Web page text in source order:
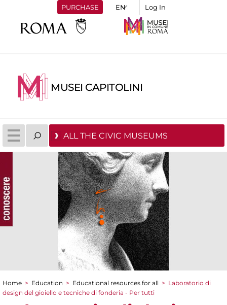
PURCHASE Log In
MUSEI CAPITOLINI
ALL THE CIVIC MUSEUMS
You are here
Home > Education > Educational resources for all > Laboratorio di
design del gioiello e tecniche di fonderia - Per tutti